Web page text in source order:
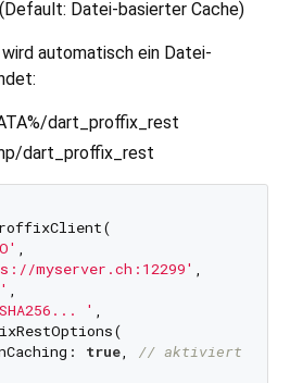
Datei-basierter Cache)
automatisch ein Datei-
dart_proffix_rest
dart_proffix_rest
myserver.ch:12299'
'
true,
// aktiviert den